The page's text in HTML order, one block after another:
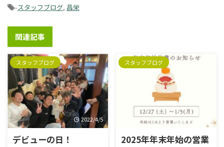
-スタッフブログ, 昌栄
関連記事
スタッフブログ
2022/4/5
デビューの日！
スタッフブログ
2025/12/26
2025年年末年始の営業